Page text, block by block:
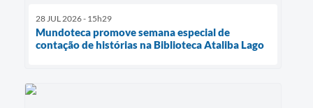
28 JUL 2026 - 15h29
Mundoteca promove semana especial de
contação de histórias na Biblioteca Ataliba Lago